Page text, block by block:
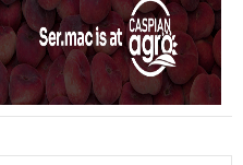
σε Κοζάνη και Φλώρινα: Η